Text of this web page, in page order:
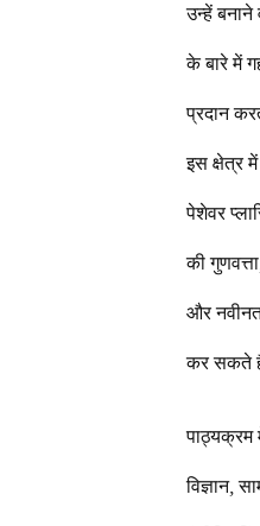
उन्हें बनाने
के बारे में
प्रदान
इस क्षेत्र
पेशेवर
की
और
कर सकते
पाठ्यक्रम
विज्ञान,